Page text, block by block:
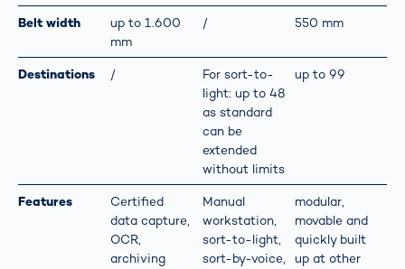
Belt width
up to 1.600
mm
/ 550 mm
Destinations /
For sort-to-
light: up to 48
as standard
can be
extended
without limits
up to 99
Features
Certified
data capture,
OCR,
archiving
Manual
workstation,
sort-to-light,
sort-by-voice,
modular,
movable and
quickly built
up at other